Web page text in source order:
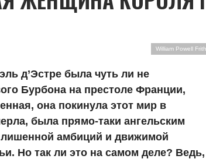
William Powell Frith
д’Эстре была чуть ли не
Бурбона на престоле Франции,
она покинула этот мир в
была прямо-таки ангельским
амбиций и движимой
Но так ли это на самом деле? Ведь,